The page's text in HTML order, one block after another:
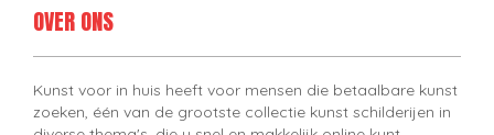
OVER ONS
Kunst voor in huis heeft voor mensen die betaalbare kunst
zoeken, één van de grootste collectie kunst schilderijen in